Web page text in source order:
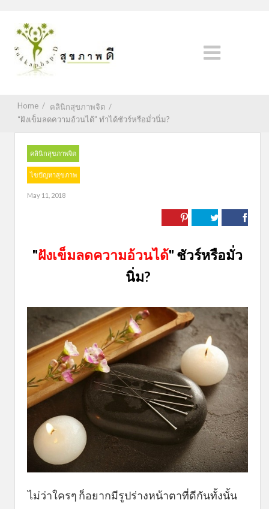
Home / คลินิกสุขภาพจิต /
“ฝังเข็มลดความอ้วนได้” ทำได้ชัวร์หรือมั่วนิ่ม?
คลินิกสุขภาพจิต
ไขปัญหาสุขภาพ
May 11, 2018
"ฝังเข็มลดความอ้วนได้" ชัวร์หรือมั่ว
นิ่ม?
ไม่ว่าใครๆ ก็อยากมีรูปร่างหน้าตาที่ดีกันทั้งนั้น